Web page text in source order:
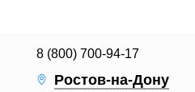
8 (800) 700-94-17
Ростов-на-Дону